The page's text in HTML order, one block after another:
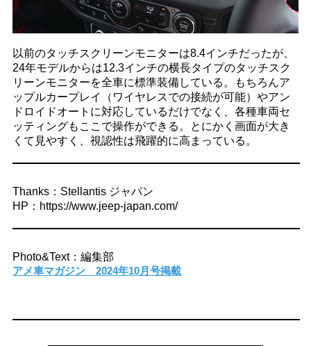
以前のタッチスクリーンモニターは8.4インチだったが、
24年モデルからは12.3インチの横長タイプのタッチスク
リーンモニターを全車に標準装備している。もちろんア
ップルカープレイ（ワイヤレスでの接続が可能）やアン
ドロイドオートに対応しているだけでなく、各種車両セ
ッティングもここで操作ができる。とにかく画面が大き
くて見やすく、視認性は飛躍的に高まっている。
Thanks：Stellantis ジャパン
HP：https://www.jeep-japan.com/
Photo&Text：編集部
アメ車マガジン 2024年10月号掲載